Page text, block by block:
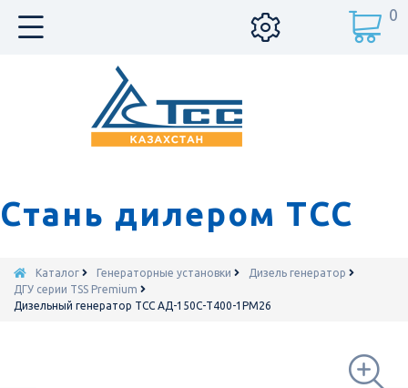
Стань дилером ТСС
0
Каталог Генераторные установки
Дизель генератор
ДГУ серии TSS Premium
Дизельный генератор ТСС АД-150С-Т400-1РМ26